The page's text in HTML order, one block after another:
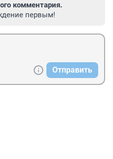
комментария.
первым!
Отправить